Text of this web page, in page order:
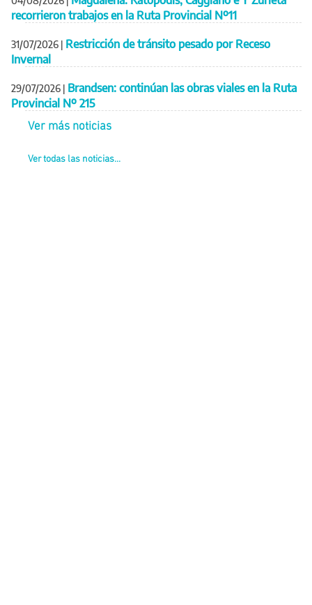
recorrieron trabajos en la Ruta Provincial Nº11
31/07/2026 | Restricción de tránsito pesado por Receso
Invernal
29/07/2026 | Brandsen: continúan las obras viales en la Ruta
Provincial Nº 215
Ver más noticias
Ver todas las noticias...